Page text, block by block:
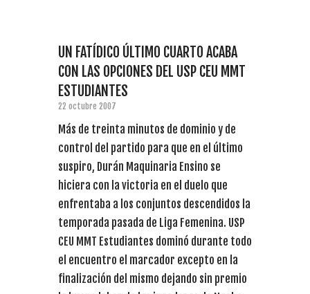
UN FATÍDICO ÚLTIMO CUARTO ACABA
CON LAS OPCIONES DEL USP CEU MMT
ESTUDIANTES
22 octubre 2007
Más de treinta minutos de dominio y de
control del partido para que en el último
suspiro, Durán Maquinaria Ensino se
hiciera con la victoria en el duelo que
enfrentaba a los conjuntos descendidos la
temporada pasada de Liga Femenina. USP
CEU MMT Estudiantes dominó durante todo
el encuentro el marcador excepto en la
finalización del mismo dejando sin premio